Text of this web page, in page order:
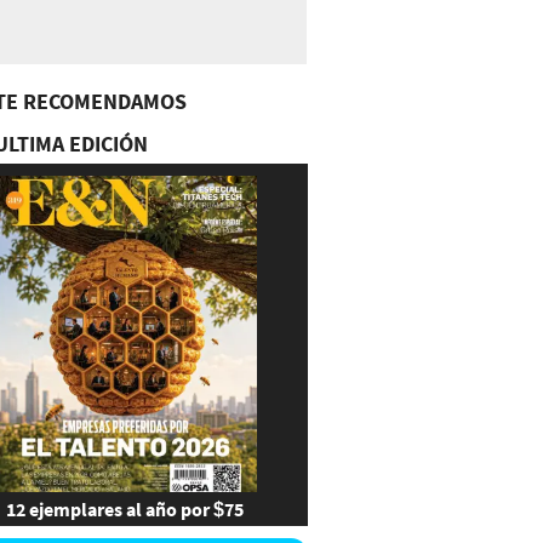
RECOMENDAMOS
EDICIÓN
12 ejemplares al año por $75